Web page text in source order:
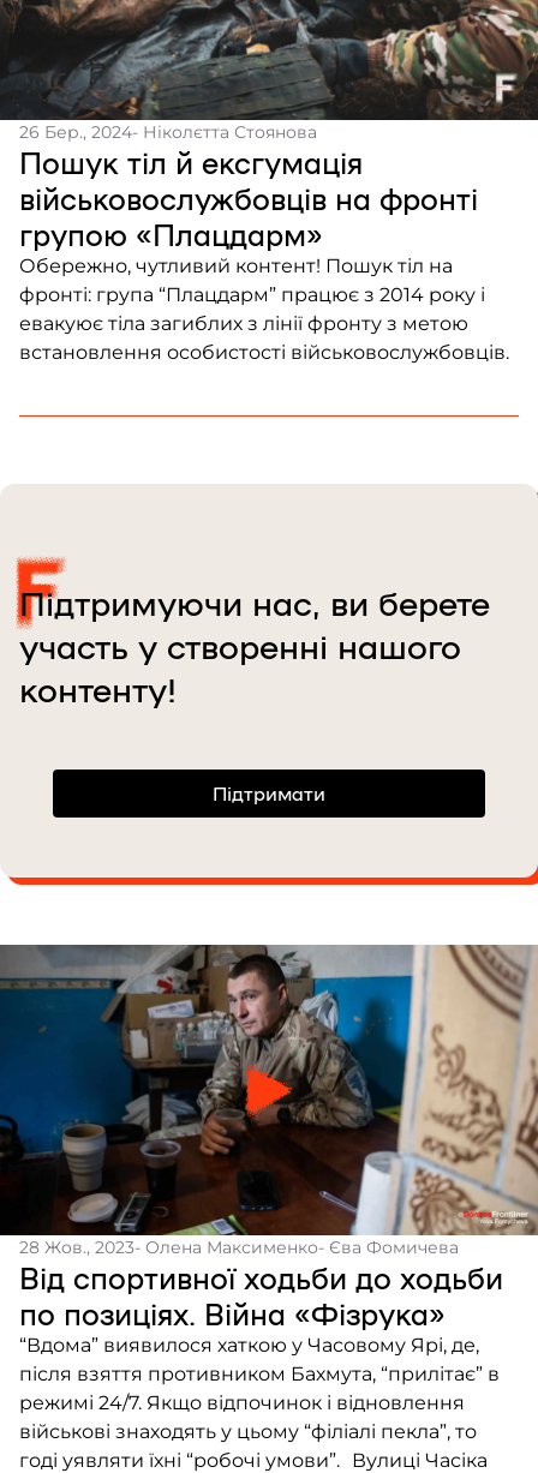
26 Бер., 2024- Ніколєтта Стоянова
Пошук тіл й ексгумація
військовослужбовців на фронті
групою «Плацдарм»
Обережно, чутливий контент! Пошук тіл на
фронті: група “Плацдарм” працює з 2014 року і
евакуює тіла загиблих з лінії фронту з метою
встановлення особистості військовослужбовців.
Підтримуючи нас, ви берете
участь у створенні нашого
контенту!
Підтримати
28 Жов., 2023- Олена Максименко- Єва Фомичева
Від спортивної ходьби до ходьби
по позиціях. Війна «Фізрука»
“Вдома” виявилося хаткою у Часовому Ярі, де,
після взяття противником Бахмута, “прилітає” в
режимі 24/7. Якщо відпочинок і відновлення
військові знаходять у цьому “філіалі пекла”, то
годі уявляти їхні “робочі умови”. Вулиці Часіка